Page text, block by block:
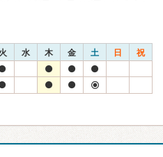
火 水 木 金 土 日 祝